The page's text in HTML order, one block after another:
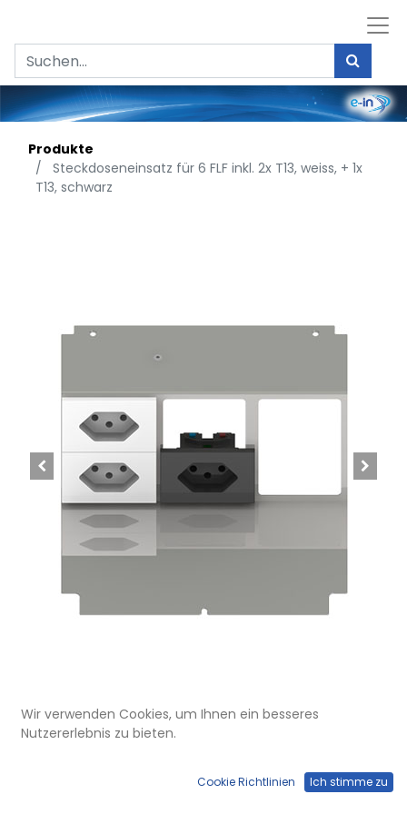
Produkte
Steckdoseneinsatz für 6 FLF inkl. 2x T13, weiss, + 1x
T13, schwarz
UBD 210 217
Steckdoseneinsatz für 6 FLF inkl.
2x T13, weiss, + 1x T13, schwarz
Wir verwenden Cookies, um Ihnen ein besseres
Nutzererlebnis zu bieten.
Cookie Richtlinien Ich stimme zu